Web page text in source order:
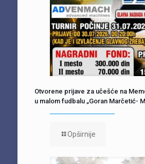
Otvorene prijave za učešće na
u malom fudbalu „Goran Marčetić-
Opširnije